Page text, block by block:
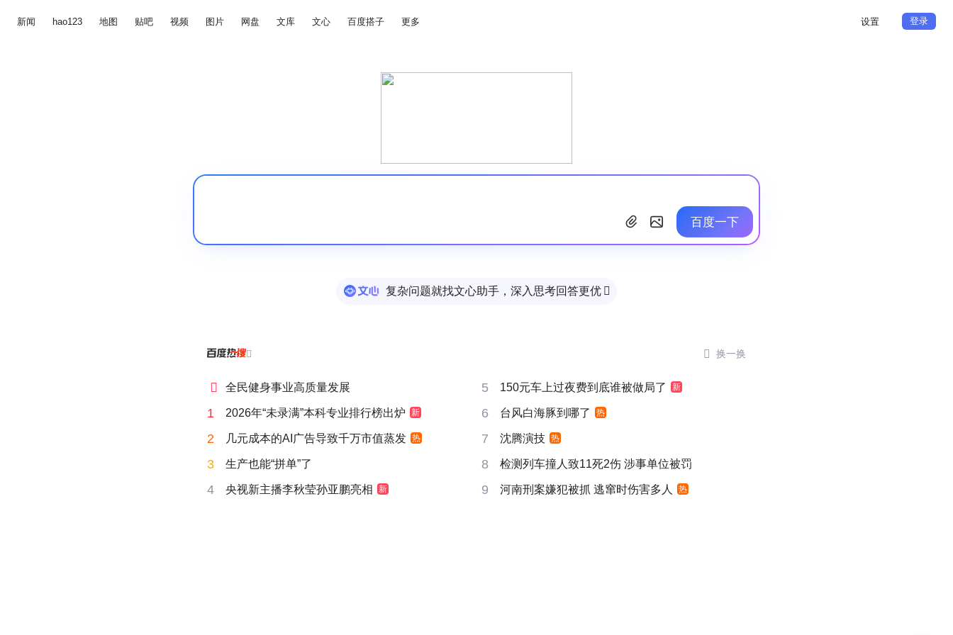
新闻 hao123 地图 贴吧 视频 图片 网盘 文库 文心 百度搭子 更多 设置 登录
百度一下
复杂问题就找文心助手，深入思考回答更优 
  换一换
 全民健身事业高质量发展 5 150元车上过夜费到底谁被做局了 新
1 2026年“未录满”本科专业排行榜出炉 新 6 台风白海豚到哪了 热
2 几元成本的AI广告导致千万市值蒸发 热 7 沈腾演技 热
3 生产也能“拼单”了 8 检测列车撞人致11死2伤 涉事单位被罚
4 央视新主播李秋莹孙亚鹏亮相 新 9 河南刑案嫌犯被抓 逃窜时伤害多人 热